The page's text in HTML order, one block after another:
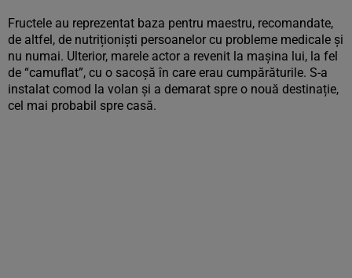
Fructele au reprezentat baza pentru maestru, recomandate,
de altfel, de nutriționiști persoanelor cu probleme medicale și
nu numai. Ulterior, marele actor a revenit la mașina lui, la fel
de “camuflat”, cu o sacoșă în care erau cumpărăturile. S-a
instalat comod la volan și a demarat spre o nouă destinație,
cel mai probabil spre casă.